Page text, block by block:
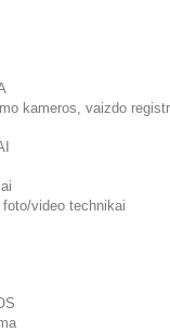
kameros, vaizdo
video technikai